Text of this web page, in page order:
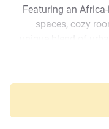
Featuring an
spaces, cozy
our relaxed,
with forested hills,